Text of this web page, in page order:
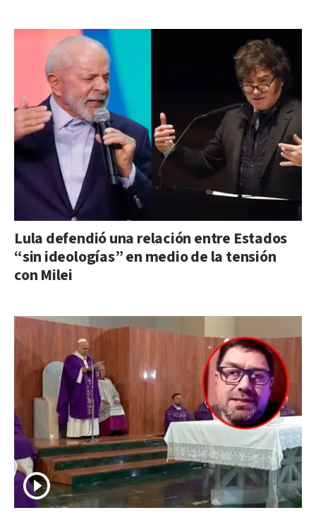
Lula defendió una relación entre Estados
“sin ideologías” en medio de la tensión
con Milei